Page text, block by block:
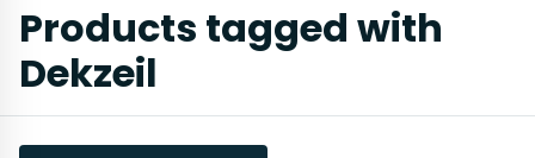
Products tagged with
Dekzeil